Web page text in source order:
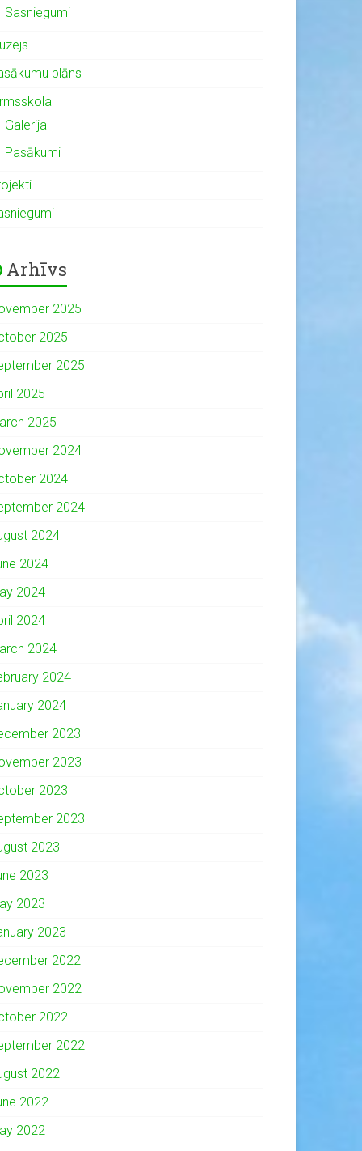
Sasniegumi
plāns
Galerija
Pasākumi
Arhīvs
2025
2025
2025
2025
2025
2024
2024
2024
2024
2024
2024
2024
2024
2024
2024
2023
2023
2023
2023
2023
2023
2023
2023
2022
2022
2022
2022
2022
2022
2022